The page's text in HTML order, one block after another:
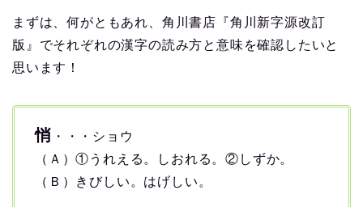
まずは、何がともあれ、角川書店『角川新字源改訂
版』でそれぞれの漢字の読み方と意味を確認したいと
思います！
悄 ・・・ショウ
（Ａ）①うれえる。しおれる。②しずか。
（Ｂ）きびしい。はげしい。